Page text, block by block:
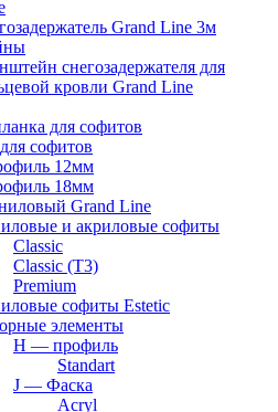
Grand Line 3м
снегозадержателя для
кровли Grand Line
для софитов
софитов
12мм
18мм
Grand Line
и акриловые софиты
Classic
Classic (T3)
Premium
софиты Estetic
элементы
H — профиль
Standart
J — Фаска
Acryl